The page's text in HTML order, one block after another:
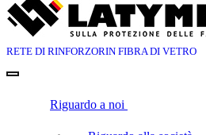
RETE DI RINFORZORIN FIBRA DI VETRO
Riguardo a noi